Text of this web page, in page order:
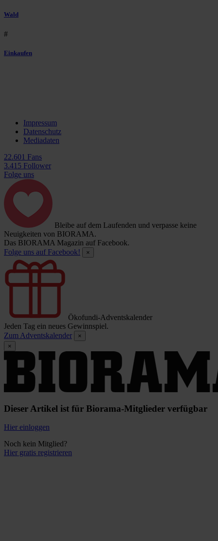
Wald
#
Einkaufen
Impressum
Datenschutz
Mediadaten
22.601 Fans
3.415 Follower
Folge uns
Bleibe auf dem Laufenden und verpasse keine
Neuigkeiten von BIORAMA.
Das BIORAMA Magazin auf Facebook.
Folge uns auf Facebook!
×
Ökofundi-Adventskalender
Jeden Tag ein neues Gewinnspiel.
Zum Adventskalender
×
×
Dieser Artikel ist für Biorama-Mitglieder verfügbar
Hier einloggen
Noch kein Mitglied?
Hier gratis registrieren